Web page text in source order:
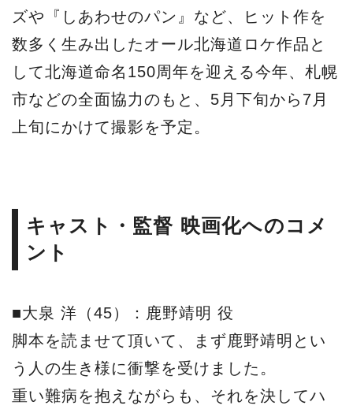
ズや『しあわせのパン』など、ヒット作を
数多く生み出したオール北海道ロケ作品と
して北海道命名150周年を迎える今年、札幌
市などの全面協力のもと、5月下旬から7月
上旬にかけて撮影を予定。
キャスト・監督 映画化へのコメ
ント
■大泉 洋（45）：鹿野靖明 役
脚本を読ませて頂いて、まず鹿野靖明とい
う人の生き様に衝撃を受けました。
重い難病を抱えながらも、それを決してハ